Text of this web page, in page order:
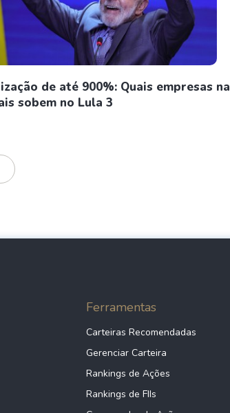
de até 900%: Quais empresas na
sobem no Lula 3
Ferramentas
Carteiras Recomendadas
Gerenciar Carteira
Rankings de Ações
Rankings de FIIs